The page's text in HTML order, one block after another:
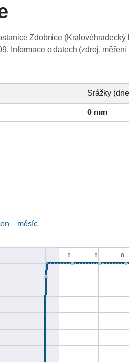
Zdobnice (Královéhradecký
Informace o datech (zdroj,
Srážky
0 mm
měsíc